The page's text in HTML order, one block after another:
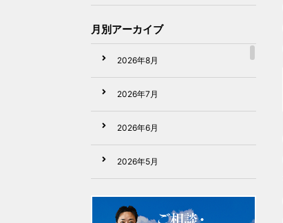
月別アーカイブ
2026年8月
2026年7月
2026年6月
2026年5月
2026年4月